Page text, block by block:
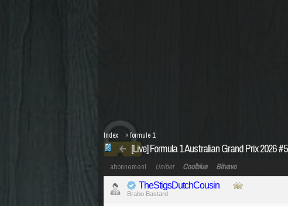
[Live] Formula 1 Australian Grand Prix 2026 #5
Index »formule 1
abonnement Unibet Coolblue Bitvavo
TheStigsDutchCousin
Brabo Bastard